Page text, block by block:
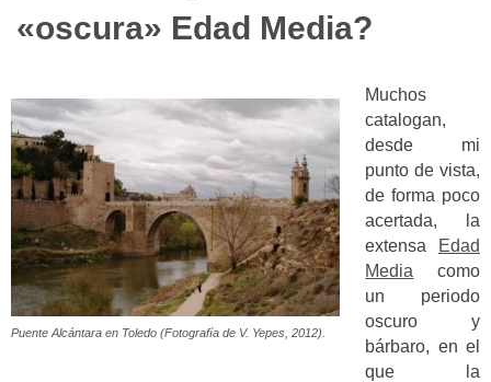
«oscura» Edad Media?
Puente Alcántara en Toledo (Fotografía de V. Yepes, 2012).
Muchos
catalogan,
desde mi
punto de vista,
de forma poco
acertada, la
extensa
Edad
Media como
un periodo
oscuro y
bárbaro, en el
que la